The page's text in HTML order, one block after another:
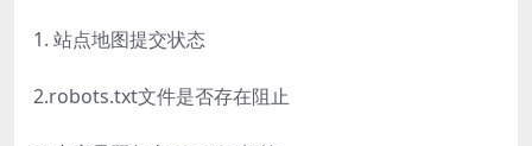
1. 站点地图提交状态
2.robots.txt文件是否存在阻止